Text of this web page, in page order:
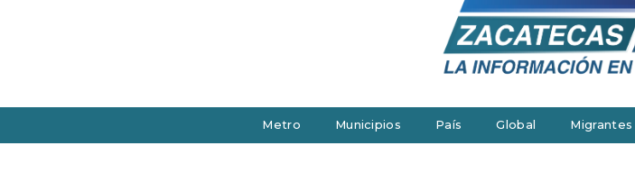
Metro Municipios País Global Migrantes